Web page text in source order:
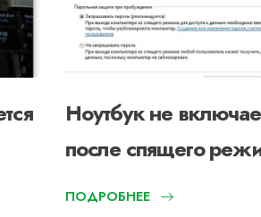
Ноутбук не
после спящего
ПОДРОБНЕЕ